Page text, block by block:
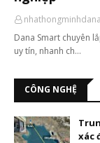
Dana Smart chuyên
uy tín, nhanh ch…
CÔNG NGHỆ
xác